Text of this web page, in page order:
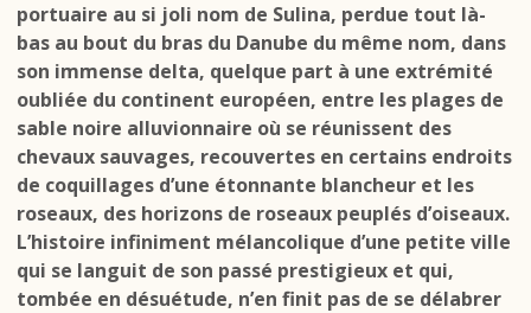
portuaire au si joli nom de Sulina, perdue tout là-
bas au bout du bras du Danube du même nom, dans
son immense delta, quelque part à une extrémité
oubliée du continent européen, entre les plages de
sable noire alluvionnaire où se réunissent des
chevaux sauvages, recouvertes en certains endroits
de coquillages d’une étonnante blancheur et les
roseaux, des horizons de roseaux peuplés d’oiseaux.
L’histoire infiniment mélancolique d’une petite ville
qui se languit de son passé prestigieux et qui,
tombée en désuétude, n’en finit pas de se délabrer